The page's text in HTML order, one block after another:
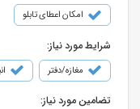
امکان اعطای تابلو
شرایط مورد نیاز:
مغازه/دفتر
تضامین مورد نیاز: